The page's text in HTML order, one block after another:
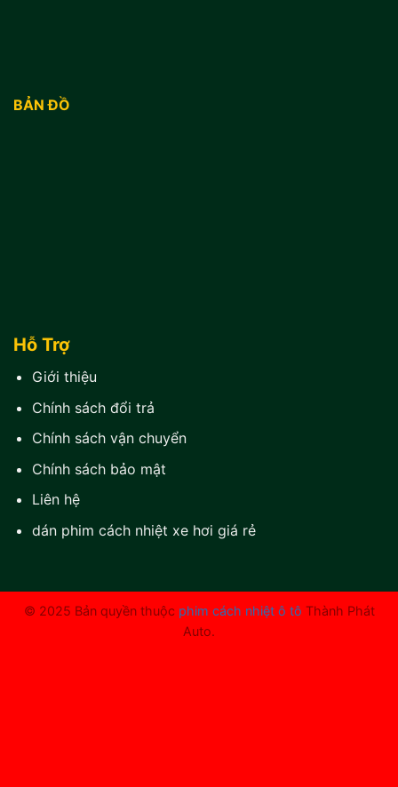
BẢN ĐỒ
Hỗ Trợ
Giới thiệu
Chính sách đổi trả
Chính sách vận chuyển
Chính sách bảo mật
Liên hệ
dán phim cách nhiệt xe hơi giá rẻ
© 2025 Bản quyền thuộc phim cách nhiệt ô tô Thành Phát
Auto.